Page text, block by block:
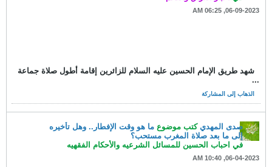
06-09-2023, 06:25 AM
شهد طريق الإمام الحسين عليه السلام للزائرين إقامة أطول صلاة جماعة
...
الذهاب إلى المشاركة
صدى المهدي كتب موضوع ما هو وقت الإفطار.. وهل تأخيره
إلى ما بعد صلاة المغرب مستحب؟
في احباب الحسين للمسائل الشرعيه والأحكام الفقهيه
06-04-2023, 10:40 AM